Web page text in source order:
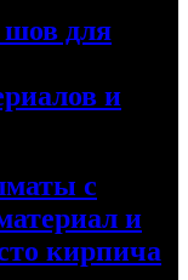
для
и
с
и
кирпича